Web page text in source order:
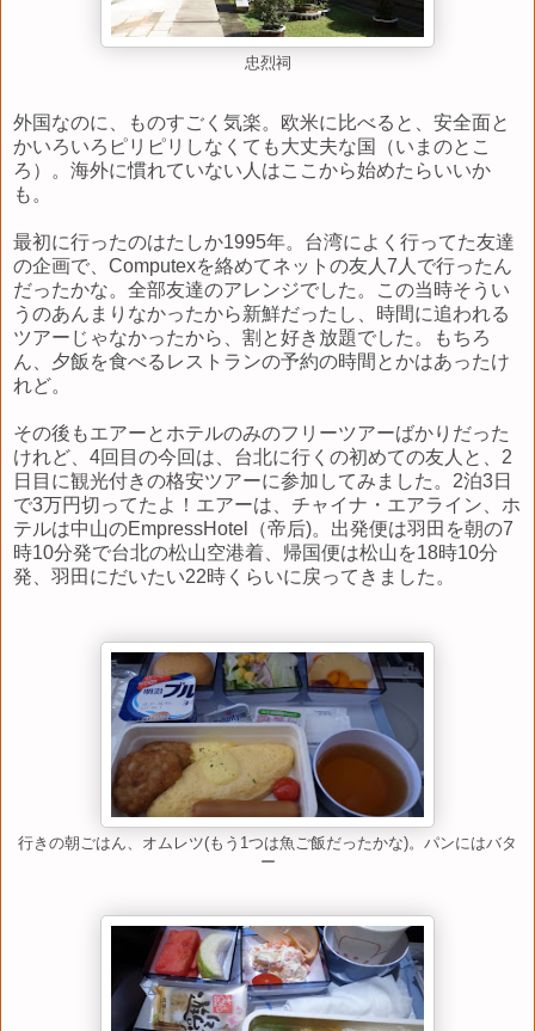
忠烈祠
外国なのに、ものすごく気楽。欧米に比べると、安全面と
かいろいろピリピリしなくても大丈夫な国（いまのとこ
ろ）。海外に慣れていない人はここから始めたらいいか
も。
最初に行ったのはたしか1995年。台湾によく行ってた友達
の企画で、Computexを絡めてネットの友人7人で行ったん
だったかな。全部友達のアレンジでした。この当時そうい
うのあんまりなかったから新鮮だったし、時間に追われる
ツアーじゃなかったから、割と好き放題でした。もちろ
ん、夕飯を食べるレストランの予約の時間とかはあったけ
れど。
その後もエアーとホテルのみのフリーツアーばかりだった
けれど、4回目の今回は、台北に行くの初めての友人と、2
日目に観光付きの格安ツアーに参加してみました。2泊3日
で3万円切ってたよ！エアーは、チャイナ・エアライン、ホ
テルは中山のEmpressHotel（帝后)。出発便は羽田を朝の7
時10分発で台北の松山空港着、帰国便は松山を18時10分
発、羽田にだいたい22時くらいに戻ってきました。
行きの朝ごはん、オムレツ(もう1つは魚ご飯だったかな)。パンにはバタ
ー